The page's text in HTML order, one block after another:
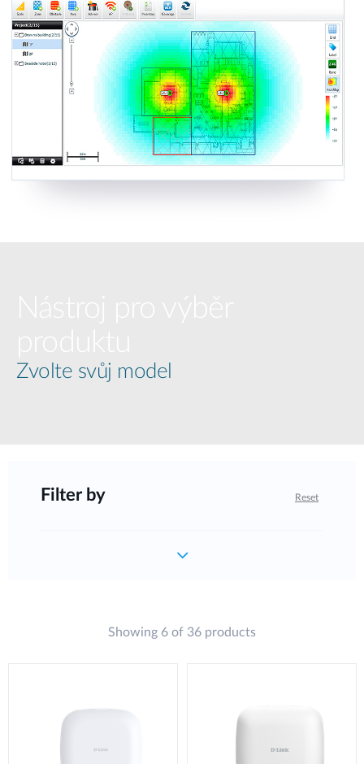
Zvolte svůj model
Filter by Reset
Showing 6 of 36 products